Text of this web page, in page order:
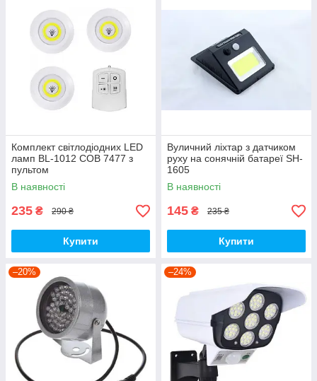
Комплект світлодіодних LED
ламп BL-1012 COB 7477 з
пультом
В наявності
235 ₴ 290 ₴
Купити
Вуличний ліхтар з датчиком
руху на сонячній батареї SH-
1605
В наявності
145 ₴ 235 ₴
Купити
–20% –24%